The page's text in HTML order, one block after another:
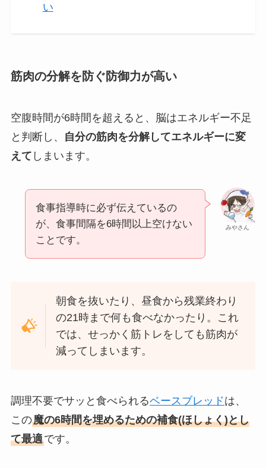
い
筋肉の分解を防ぐ防御力が高い
空腹時間が6時間を超えると、脳はエネルギー不足
と判断し、
自分の筋肉を分解してエネルギーに変
えて しまいます。
みやさん
食事指導時に必ず伝えているの
が、食事間隔を6時間以上空けない
ことです。
朝食を抜いたり、昼食から残業終わり
の21時まで何も食べなかったり。これ
では、せっかく筋トレをしても筋肉が
減ってしまいます。
調理不要でサッと食べられるベースブレッドは、
この魔の6時間を埋めるための補食(ほしょく)とし
て最適です。